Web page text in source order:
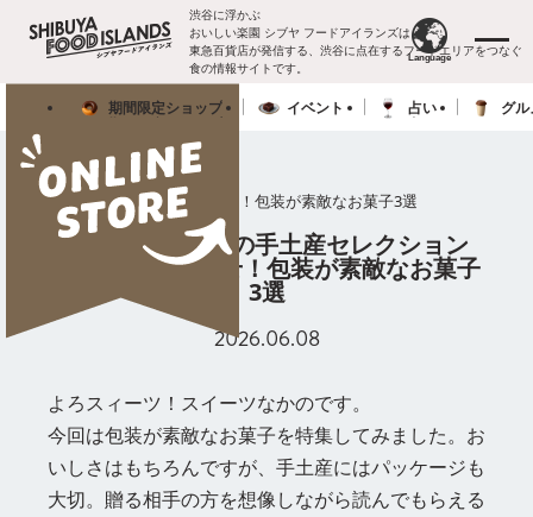
渋谷に浮かぶ
おいしい楽園 シブヤ フードアイランズは、
東急百貨店が発信する、渋谷に点在するフードエリアをつなぐ
食の情報サイトです。
メニ
Language
English
English
文
文
繁體中
文
繁體中
文
期間限定ショ ップ
期
定 プ
イベン ト
占い
占
グル
食べる前から幸せ！包装が素敵なお菓子3選
スイーツなかのの手土産セレクション
食べる前から幸せ！包装が素敵なお菓子
3選
2026.06.08
よろスィーツ！スイーツなかのです。
今回は包装が素敵なお菓子を特集してみました。お
いしさはもちろんですが、手土産にはパッケージも
大切。贈る相手の方を想像しながら読んでもらえる